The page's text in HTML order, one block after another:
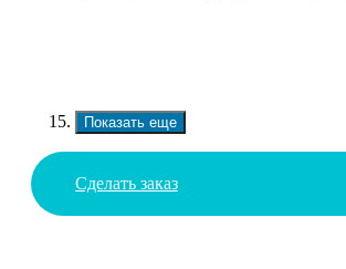
Показать еще
Сделать заказ